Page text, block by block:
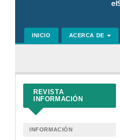
INICIO ACERCA DE
REVISTA
INFORMACIÓN
INFORMACIÓN